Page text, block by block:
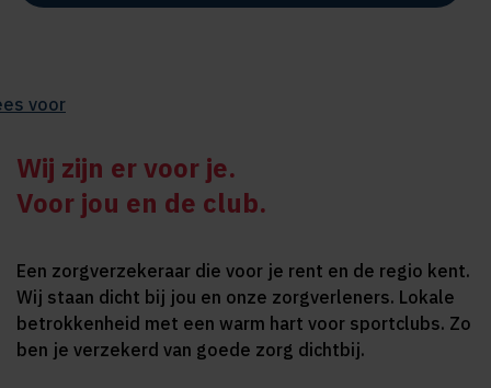
voor
Wij zijn er voor je.
Voor jou en de club.
Een zorgverzekeraar die voor je rent en de regio kent.
Wij staan dicht bij jou en onze zorgverleners. Lokale
betrokkenheid met een warm hart voor sportclubs. Zo
ben je verzekerd van goede zorg dichtbij.